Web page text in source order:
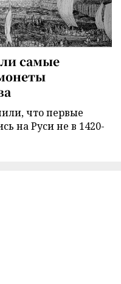
самые
что первые
на Руси не в 1420-